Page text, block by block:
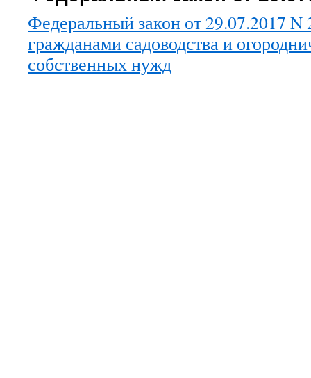
Федеральный закон от 29.07.2017
гражданами садоводства и
собственных нужд